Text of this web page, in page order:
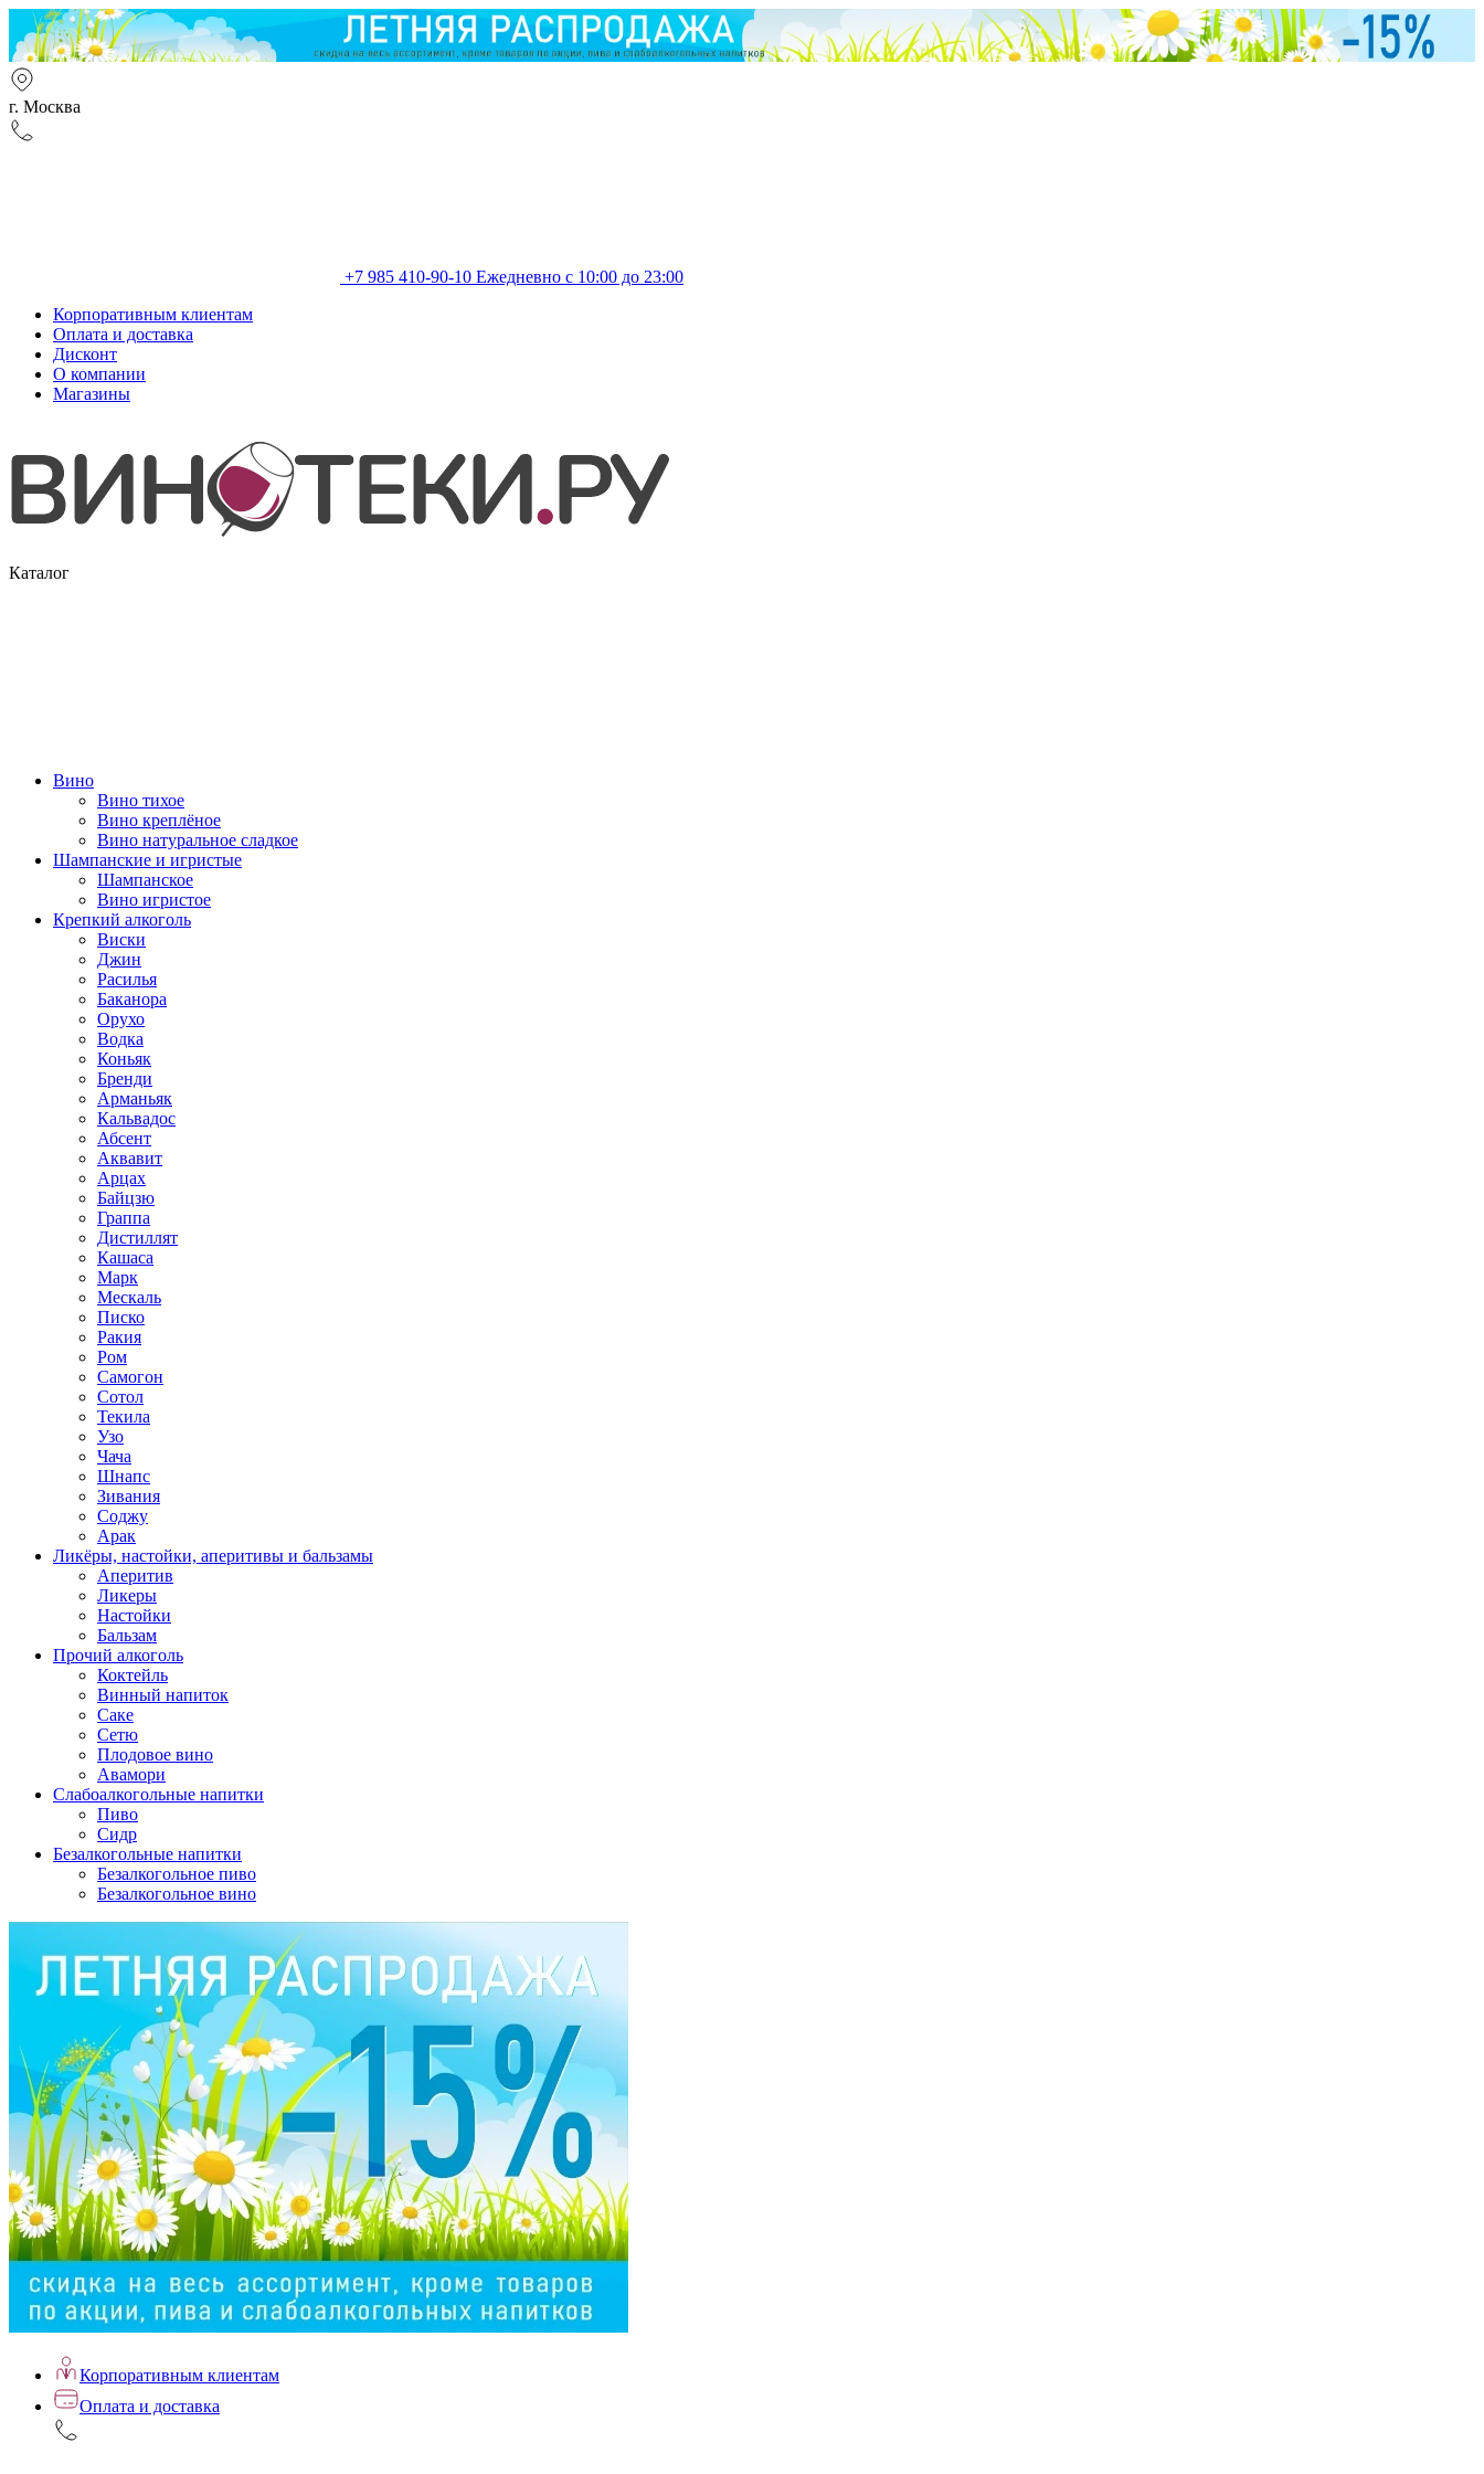
г. Москва
+7 985 410-90-10 Ежедневно с 10:00 до 23:00
Корпоративным клиентам
Оплата и доставка
Дисконт
О компании
Магазины
Каталог
Вино
Вино тихое
Вино креплёное
Вино натуральное сладкое
Шампанские и игристые
Шампанское
Вино игристое
Крепкий алкоголь
Виски
Джин
Расилья
Баканора
Орухо
Водка
Коньяк
Бренди
Арманьяк
Кальвадос
Абсент
Аквавит
Арцах
Байцзю
Граппа
Дистиллят
Кашаса
Марк
Мескаль
Писко
Ракия
Ром
Самогон
Сотол
Текила
Узо
Чача
Шнапс
Зивания
Соджу
Арак
Ликёры, настойки, аперитивы и бальзамы
Аперитив
Ликеры
Настойки
Бальзам
Прочий алкоголь
Коктейль
Винный напиток
Саке
Сетю
Плодовое вино
Авамори
Слабоалкогольные напитки
Пиво
Сидр
Безалкогольные напитки
Безалкогольное пиво
Безалкогольное вино
Корпоративным клиентам
Оплата и доставка